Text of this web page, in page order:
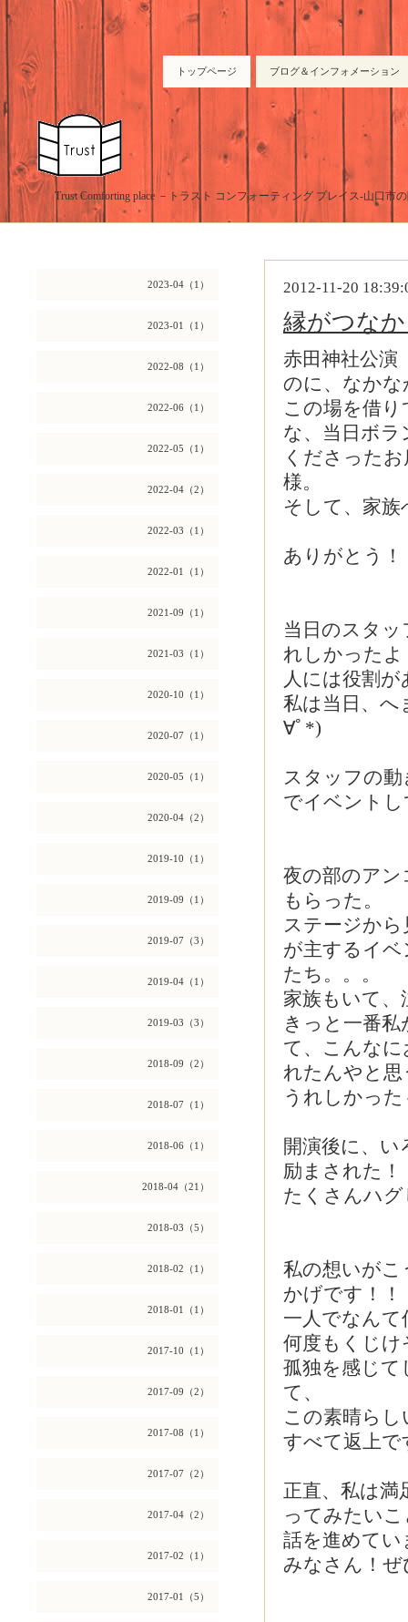
トップページ ブログ＆インフォメーション
Trust Comforting place －トラスト コンフォーティング プレイス-山口市
2023-04（1）
2023-01（1）
2022-08（1）
2022-06（1）
2022-05（1）
2022-04（2）
2022-03（1）
2022-01（1）
2021-09（1）
2021-03（1）
2020-10（1）
2020-07（1）
2020-05（1）
2020-04（2）
2019-10（1）
2019-09（1）
2019-07（3）
2019-04（1）
2019-03（3）
2018-09（2）
2018-07（1）
2018-06（1）
2018-04（21）
2018-03（5）
2018-02（1）
2018-01（1）
2017-10（1）
2017-09（2）
2017-08（1）
2017-07（2）
2017-04（2）
2017-02（1）
2017-01（5）
2012-11-20
縁がつな
赤田神社公演
のに、なか
この場を借
な、当日ボ
くださった
様。
そして、家族
ありがとう！
当日のスタ
れしかったよ
人には役割
私は当日、
∀ﾟ*)
スタッフの
でイベント
夜の部のア
もらった。
ステージか
が主するイベ
たち。。。
家族もいて
きっと一番
て、こんな
れたんやと思
うれしかった
開演後に、
励まされた！
たくさんハ
私の想いが
かげです！！
一人でなん
何度もくじけ
孤独を感じ
て、
この素晴ら
すべて返上
正直、私は満
ってみたい
話を進めてい
みなさん！